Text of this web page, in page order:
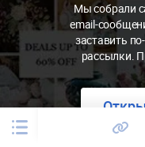
Мы собрали
email-
заставить
рассылки.